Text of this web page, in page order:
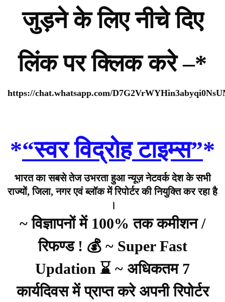
जुड़ने के लिए नीचे दिए
लिंक पर क्लिक करे –*
https://chat.whatsapp.com/
*“स्वर विद्रोह टाइम्स”*
भारत का सबसे तेज उभरता हुआ न्यूज़ नेटवर्क देश के सभी
राज्यों, जिला, नगर एवं ब्लॉक में रिपोर्टर की नियुक्ति कर रहा है
।
~ विज्ञापनों में 100% तक कमीशन /
रिफण्ड ! 💰 ~ Super Fast
Updation ⌛ ~ अधिकतम 7
कार्यदिवस में प्राप्त करे अपनी रिपोर्टर